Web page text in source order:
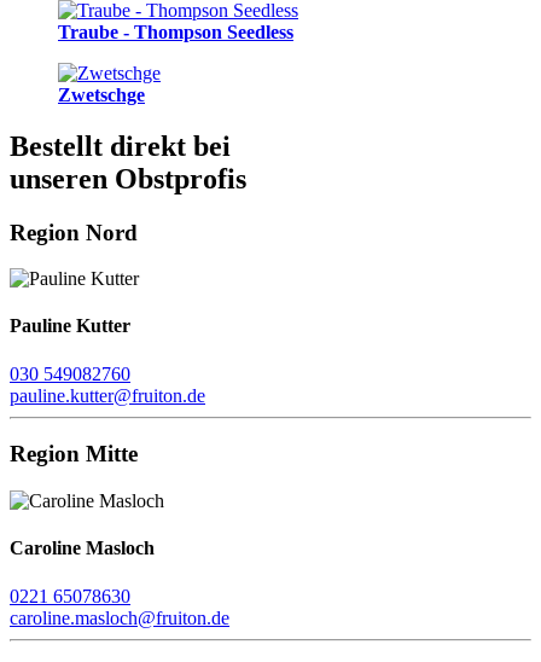
Traube - Thompson Seedless
Zwetschge
Bestellt direkt bei
unseren Obstprofis
Region Nord
Pauline Kutter
030 549082760
pauline.kutter@fruiton.de
Region Mitte
Caroline Masloch
0221 65078630
caroline.masloch@fruiton.de